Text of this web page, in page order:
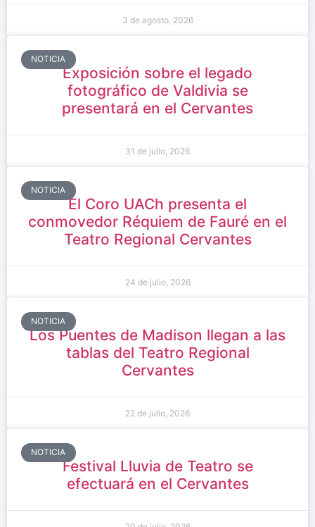
3 de agosto, 2026
NOTICIA
Exposición sobre el legado
fotográfico de Valdivia se
presentará en el Cervantes
31 de julio, 2026
NOTICIA
El Coro UACh presenta el
conmovedor Réquiem de Fauré en el
Teatro Regional Cervantes
24 de julio, 2026
NOTICIA
Los Puentes de Madison llegan a las
tablas del Teatro Regional
Cervantes
22 de julio, 2026
NOTICIA
Festival Lluvia de Teatro se
efectuará en el Cervantes